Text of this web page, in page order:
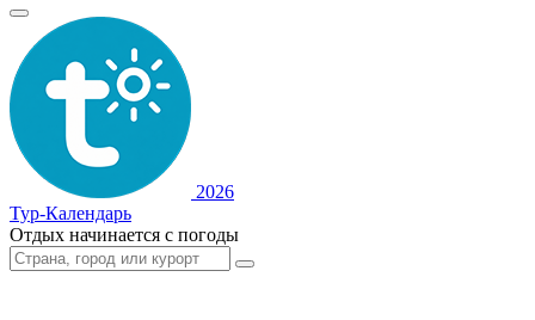
2026
Тур-Календарь
Отдых начинается с погоды